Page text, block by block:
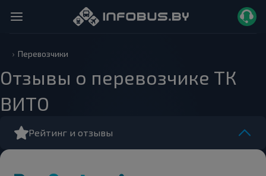
Перевозчики
Отзывы о перевозчике ТК
ВИТО
Рейтинг и отзывы